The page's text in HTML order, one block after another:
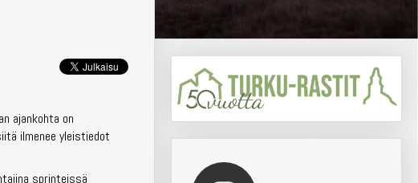
ajankohta on
ilmenee yleistiedot
sprinteissä